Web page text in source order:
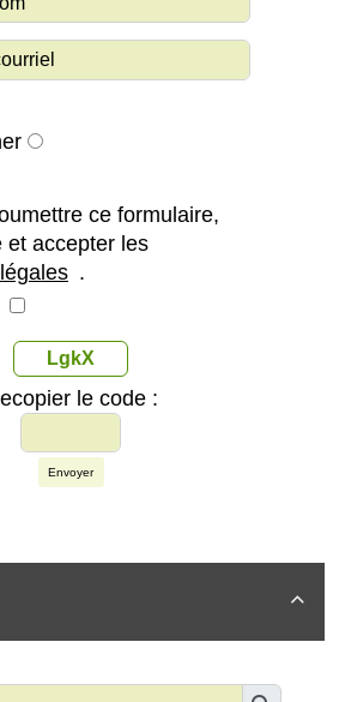
ce formulaire,
et accepter les
.
LgkX
le code :
Envoyer
